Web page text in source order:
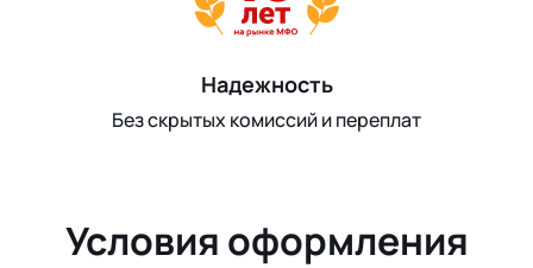
Надежность
Без скрытых комиссий и переплат
Условия оформления